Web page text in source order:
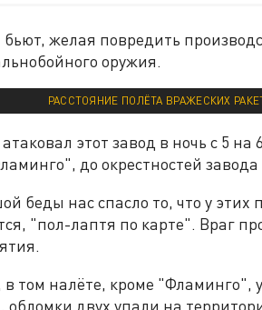
желая повредить
оружия.
РАССТОЯНИЕ ПОЛЁТА ВРАЖЕСКИХ
этот завод в ночь с 5
до окрестностей
беды нас спасло то, что у этих
"пол-лаптя по карте". Враг
том налёте, кроме "Фламинго",
двух упали на